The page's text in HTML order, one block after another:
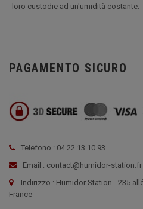
loro custodie ad un'umidità costante.
PAGAMENTO SICURO
Telefono : 04 22 13 10 93
Email : contact@humidor-station.fr
Indirizzo : Humidor Station - 235
France